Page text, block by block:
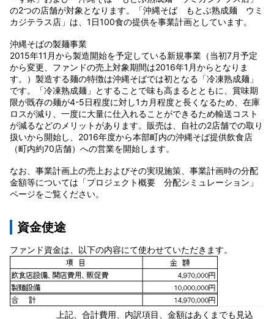
の2つの店舗が対象となります。「沖縄そば もとぶ熟成麺 ウミ
カジテラス店」は、1日100食の提供を事業計画としています。
沖縄そばの製麺事業
2015年11月から製造開始を予定している新規事業（当初7月予定
から変更、ファンドの売上対象期間は2016年1月からとなりま
す。）製造する麺の特徴は沖縄そばでは初となる「冷凍熟成麺」
です。「冷凍熟成麺」とすることで味も高まるとともに、賞味期
限が既存の麺が4-5日程度に対し1カ月程度と長くなるため、在庫
ロスが減り、一度に大量に仕入れることができるため輸送コスト
が減るなどのメリットがあります。販売は、自社の2店舗での取り
扱いから開始し、2016年度から本部町内の沖縄そば提供飲食店
（町内約70店舗）への営業を開始します。
なお、事業計画上の売上およびその実現施策、事業計画時の分配
金額等については「プロジェクト概要 分配シミュレーション」
ページをご覧ください。
資金使途
ファンド資金は、以下の内容にて使わせていただきます。
上記、合計費用、内訳項目、金額はあくまでも見込